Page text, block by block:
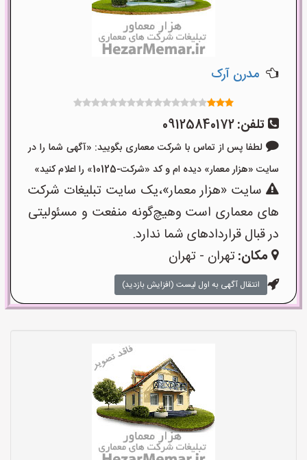
مدرن آرک
تلفن:09125840172
لطفا پس از تماس با شرکت معماری بگویید: «آگهی شما را در
سایت «هزار معمار» دیده ام و کد «شرکت-10125» را اعلام کنید»
سایت «هزار معمار»،یک سایت تبلیغات شرکت
های معماری است وهیچ‌گونه منفعت و مسئولیتی
در قبال قراردادهای شما ندارد.
مکان:تهران - تهران
انتقال آگهی به اول لیست (افزایش بازدید)